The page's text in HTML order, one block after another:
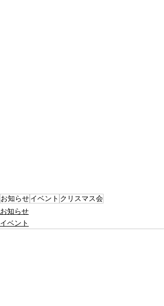
お知らせイベント クリスマス会
お知らせ
イベント